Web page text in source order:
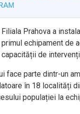
Filiala Prahova a
echipament de
de
face parte dintr-un
în 18 localități
populației la